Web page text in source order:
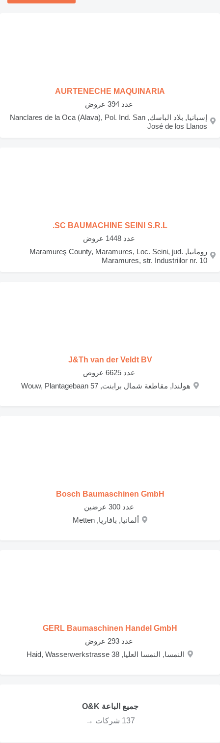
AURTENECHE MAQUINARIA
‏ عدد 394 عروض
إسبانيا, بلاد الباسك, Nanclares de la Oca (Alava), Pol. Ind. San
José de los Llanos
SC BAUMACHINE SEINI S.R.L.
‏ عدد 1448 عروض
رومانيا, Maramureş County, Maramures, Loc. Seini, jud.
Maramures, str. Industriilor nr. 10
J&Th van der Veldt BV
‏ عدد 6625 عروض
هولندا, مقاطعة شمال برابنت, Wouw, Plantagebaan 57
Bosch Baumaschinen GmbH
‏ عدد 300 عرضين
ألمانيا, بافاريا, Metten
GERL Baumaschinen Handel GmbH
‏ عدد 293 عروض
النمسا, النمسا العليا, Haid, Wasserwerkstrasse 38
جميع الباعة O&K
137 شركات →